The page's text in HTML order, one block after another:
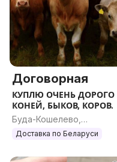
Договорная
КУПЛЮ ОЧЕНЬ ДОРОГО
КОНЕЙ, БЫКОВ, КОРОВ.
Буда-Кошелево,
Гомельская обл.
Доставка по Беларуси